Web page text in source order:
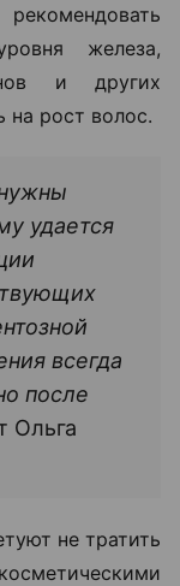
железа,
и других
на рост волос.
удается
всегда
после
Ольга
не тратить